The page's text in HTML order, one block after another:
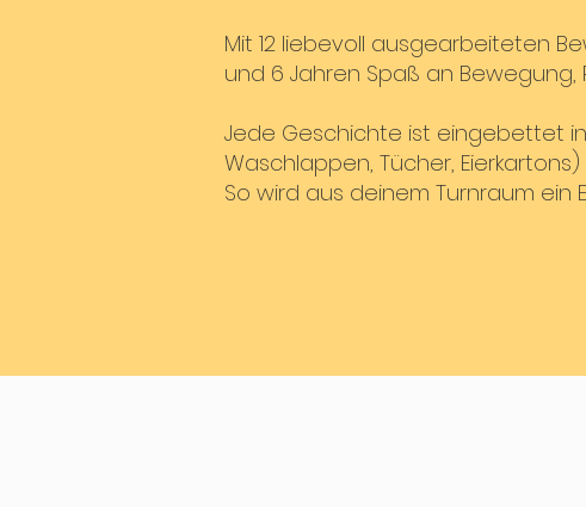
Mit 12 liebevoll ausgearbeiteten
und 6 Jahren Spaß an
Jede Geschichte ist eingebettet
Waschlappen, Tücher,
So wird aus deinem Turnraum ein